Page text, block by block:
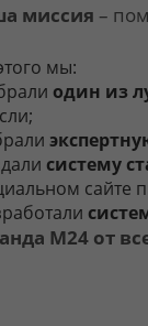
миссия –
мы:
один из
систему
сайте
М24 от